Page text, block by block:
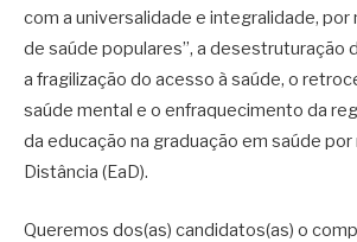
com a universalidade e integralidade, por
de saúde populares”, a desestruturação
a fragilização do acesso à saúde, o
saúde mental e o enfraquecimento da
da educação na graduação em saúde por
Distância (EaD).
Queremos dos(as) candidatos(as) o